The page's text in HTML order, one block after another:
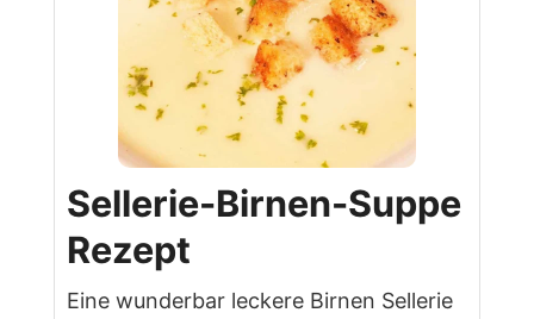
Sellerie-Birnen-Suppe
Rezept
Eine wunderbar leckere Birnen Sellerie